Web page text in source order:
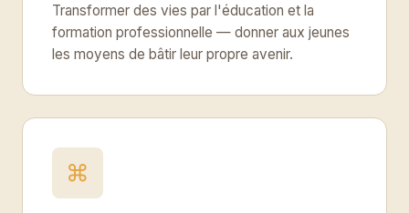
Transformer des vies par l'éducation et la
formation professionnelle — donner aux jeunes
les moyens de bâtir leur propre avenir.
⌘